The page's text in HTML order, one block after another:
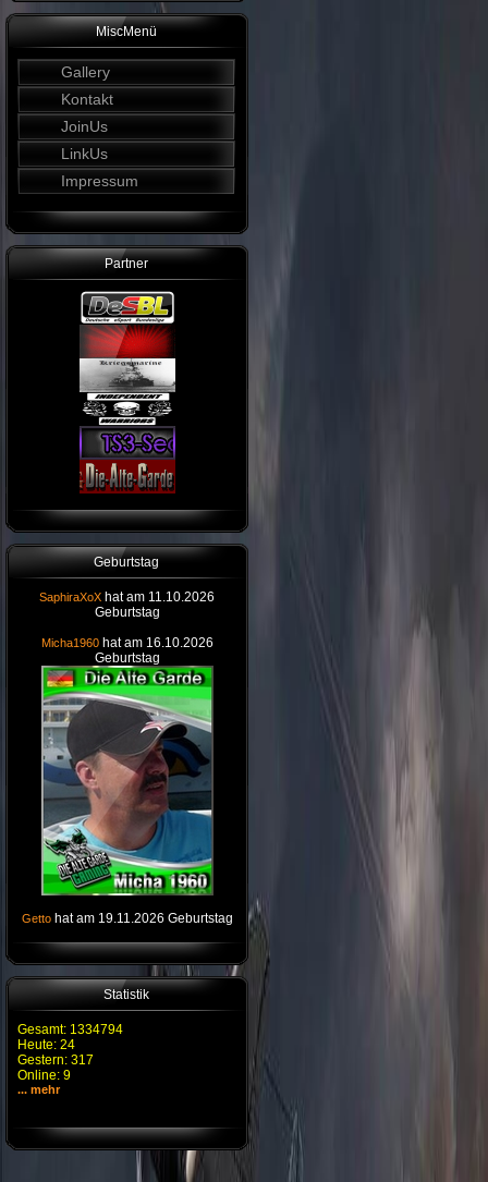
MiscMenü
Gallery
Kontakt
JoinUs
LinkUs
Impressum
Partner
Geburtstag
SaphiraXoX hat am 11.10.2026
Geburtstag
Micha1960 hat am 16.10.2026
Geburtstag
Getto hat am 19.11.2026 Geburtstag
Statistik
Gesamt: 1334794
Heute: 24
Gestern: 317
Online: 9
... mehr